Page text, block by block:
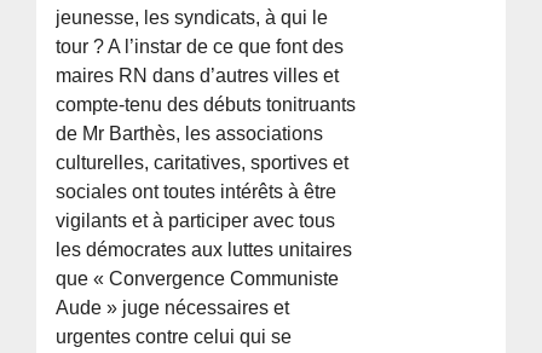
jeunesse, les syndicats, à qui le
tour ? A l’instar de ce que font des
maires RN dans d’autres villes et
compte-tenu des débuts tonitruants
de Mr Barthès, les associations
culturelles, caritatives, sportives et
sociales ont toutes intérêts à être
vigilants et à participer avec tous
les démocrates aux luttes unitaires
que « Convergence Communiste
Aude » juge nécessaires et
urgentes contre celui qui se